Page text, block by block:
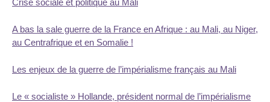
Crise sociale et politique au Mali
A bas la sale guerre de la France en Afrique : au Mali, au Niger,
au Centrafrique et en Somalie !
Les enjeux de la guerre de l’impérialisme français au Mali
Le « socialiste » Hollande, président normal de l’impérialisme